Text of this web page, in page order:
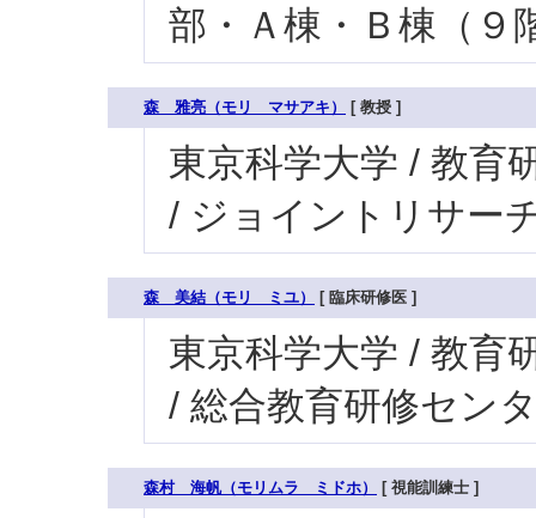
部・Ａ棟・Ｂ棟（９
森 雅亮（モリ マサアキ） [ 教授 ]
東京科学大学 / 教育
/ ジョイントリサー
森 美結（モリ ミユ） [ 臨床研修医 ]
東京科学大学 / 教育
/ 総合教育研修セン
森村 海帆（モリムラ ミドホ） [ 視能訓練士 ]